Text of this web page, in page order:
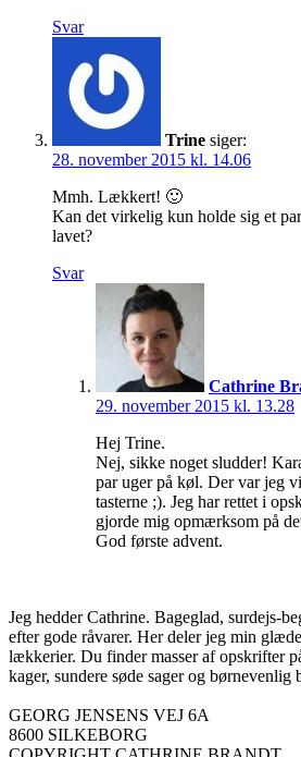
Svar
Trine siger:
28. november 2015 kl. 14.06
Mmh. Lækkert! 🙂
Kan det virkelig kun holde sig et
lavet?
Svar
Cathrine
29. november 2015 kl. 13.28
Hej Trine.
Nej, sikke noget sludder!
par uger på køl. Der var jeg
tasterne ;). Jeg har rettet i
gjorde mig opmærksom på
God første advent.
Jeg hedder Cathrine. Bageglad, surdejs-
efter gode råvarer. Her deler jeg min
lækkerier. Du finder masser af opskrifter
kager, sundere søde sager og børnevenlig
GEORG JENSENS VEJ 6A
8600 SILKEBORG